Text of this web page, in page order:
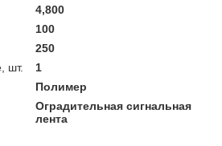
4,800
100
250
шт.
1
Полимер
Оградительная сигнальная
лента